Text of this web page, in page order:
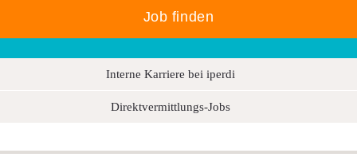
Interne Karriere bei iperdi
Direktvermittlungs-Jobs